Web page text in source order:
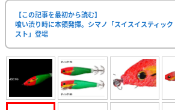
【この記事を最初から読む】
喰い渋り時に本領発揮。シマノ「スイスイスティッ
スト」登場